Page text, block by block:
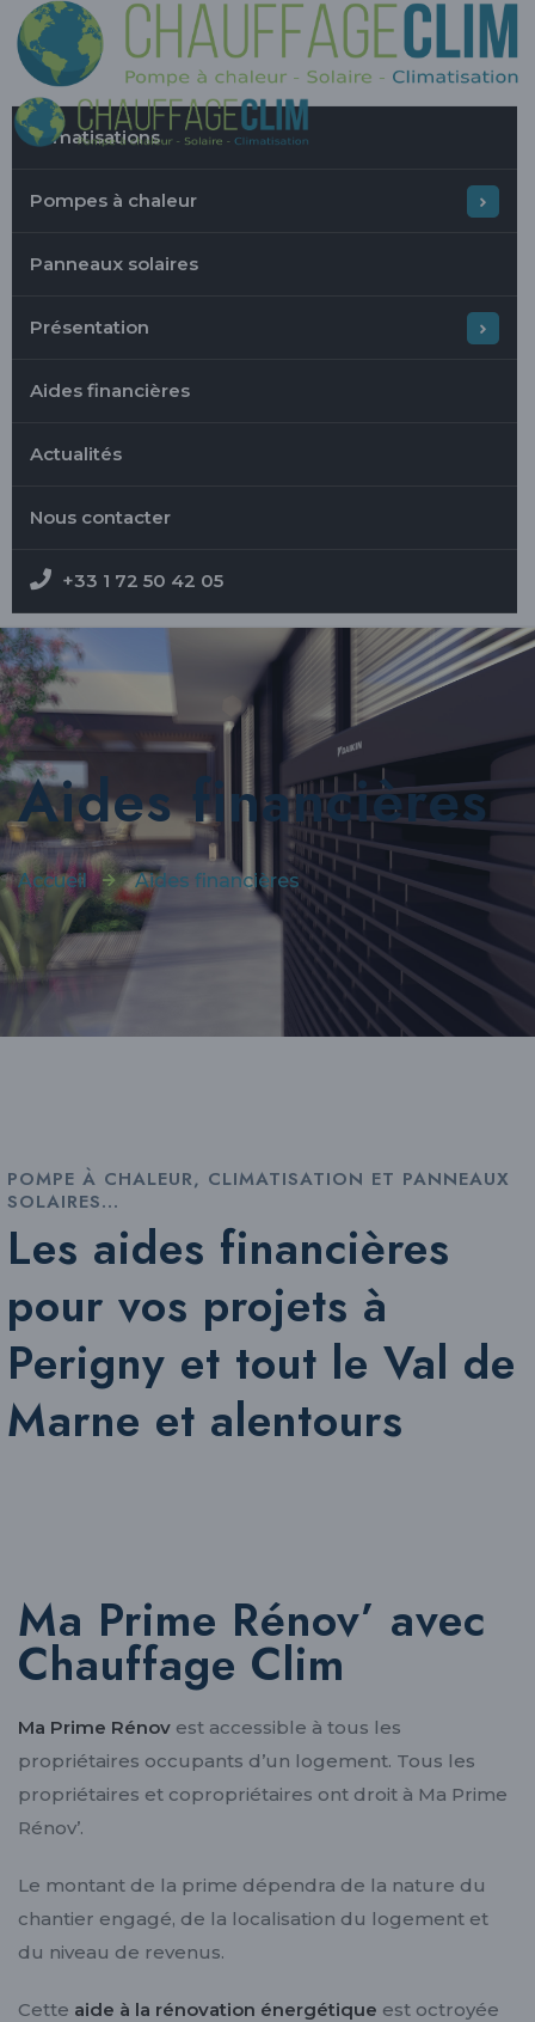
Climatisations
Pompes à chaleur
Panneaux solaires
Présentation
Aides financières
Actualités
Nous contacter
+33 1 72 50 42 05
Aides financières
Accueil Aides financières
POMPE À CHALEUR, CLIMATISATION ET PANNEAUX
SOLAIRES…
Les aides financières
pour vos projets à
Perigny et tout le Val de
Marne et alentours
Ma Prime Rénov’ avec
Chauffage Clim
Ma Prime Rénov est accessible à tous les
propriétaires occupants d’un logement. Tous les
propriétaires et copropriétaires ont droit à Ma Prime
Rénov’.
Le montant de la prime dépendra de la nature du
chantier engagé, de la localisation du logement et
du niveau de revenus.
Cette aide à la rénovation énergétique est octroyée